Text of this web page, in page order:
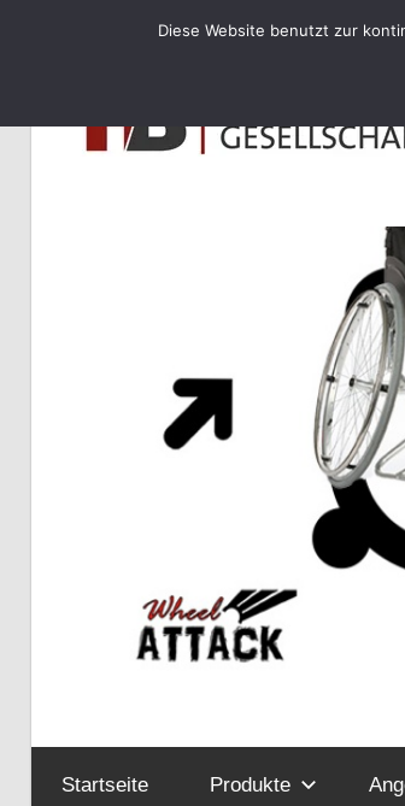
Startseite Produkte
Diese Website benutzt zur